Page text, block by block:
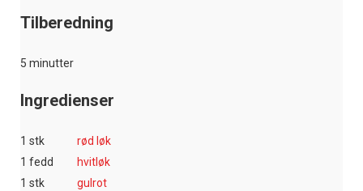
Tilberedning
5 minutter
Ingredienser
1 stk
rød løk
1 fedd
hvitløk
1 stk
gulrot